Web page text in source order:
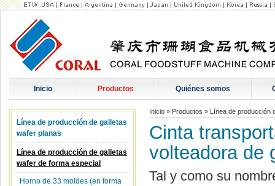
Inicio Productos Quiénes somos
Línea de producción de galletas
wafer planas
Línea de producción de galletas
wafer de forma especial
Horno de 33 moldes (en forma
Inicio » Productos » Línea de producción
Cinta
volteadora de
Tal y como su